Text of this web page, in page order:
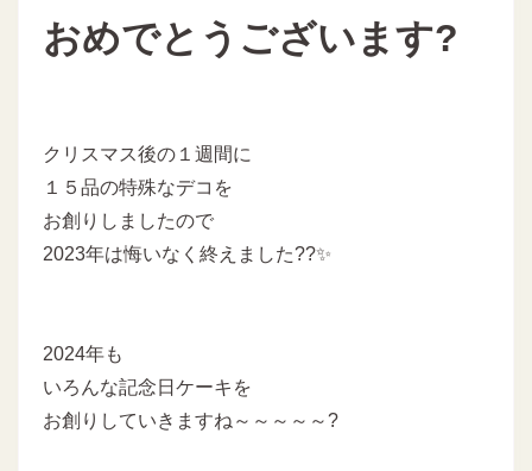
おめでとうございます?
クリスマス後の１週間に
１５品の特殊なデコを
お創りしましたので
2023年は悔いなく終えました??✨
2024年も
いろんな記念日ケーキを
お創りしていきますね～～～～～?